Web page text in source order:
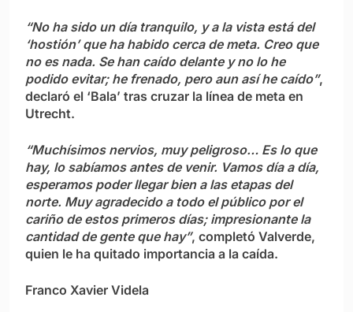
“No ha sido un día tranquilo, y a la vista está del
‘hostión’ que ha habido cerca de meta. Creo que
no es nada. Se han caído delante y no lo he
podido evitar; he frenado, pero aun así he caído”,
declaró el ‘Bala’ tras cruzar la línea de meta en
Utrecht.
“Muchísimos nervios, muy peligroso… Es lo que
hay, lo sabíamos antes de venir. Vamos día a día,
esperamos poder llegar bien a las etapas del
norte. Muy agradecido a todo el público por el
cariño de estos primeros días; impresionante la
cantidad de gente que hay”, completó Valverde,
quien le ha quitado importancia a la caída.
Franco Xavier Videla